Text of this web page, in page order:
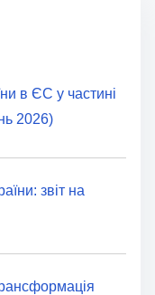
в ЄС у частині
2026)
звіт на